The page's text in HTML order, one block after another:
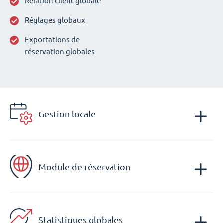
Réglages globaux
Exportations de
réservation globales
Gestion locale
Module de réservation
Statistiques globales